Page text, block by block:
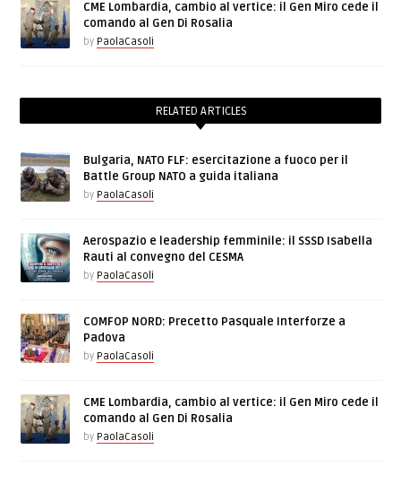
CME Lombardia, cambio al vertice: il Gen Miro cede il
comando al Gen Di Rosalia
by PaolaCasoli
RELATED ARTICLES
Bulgaria, NATO FLF: esercitazione a fuoco per il
Battle Group NATO a guida italiana
by PaolaCasoli
Aerospazio e leadership femminile: il SSSD Isabella
Rauti al convegno del CESMA
by PaolaCasoli
COMFOP NORD: Precetto Pasquale Interforze a
Padova
by PaolaCasoli
CME Lombardia, cambio al vertice: il Gen Miro cede il
comando al Gen Di Rosalia
by PaolaCasoli